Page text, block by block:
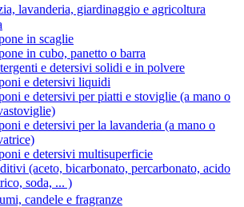
lavanderia, giardinaggio e agricoltura
in scaglie
in cubo, panetto o barra
e detersivi solidi e in polvere
e detersivi liquidi
e detersivi per piatti e stoviglie (a mano o
e detersivi per la lavanderia (a mano o
e detersivi multisuperficie
(aceto, bicarbonato, percarbonato, acido
soda, ... )
candele e fragranze